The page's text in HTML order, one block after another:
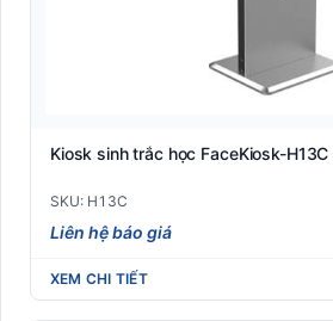
Máy tính cầm tay công nghiệp PDA
Máy tuần tra
Nhãn A4 self-adhesive văn phòng
Nhãn giá điện tử
Kiosk sinh trắc học FaceKiosk-H13C
SKU: H13C
Liên hệ báo giá
XEM CHI TIẾT